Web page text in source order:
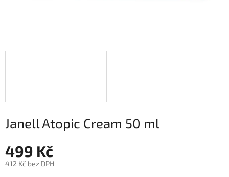
Janell Atopic Cream 50 ml
499 Kč
412 Kč bez DPH